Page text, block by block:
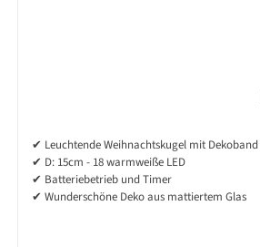
✔ Leuchtende Weihnachtskugel mit Dekoband
✔ D: 15cm - 18 warmweiße LED
✔ Batteriebetrieb und Timer
✔ Wunderschöne Deko aus mattiertem Glas